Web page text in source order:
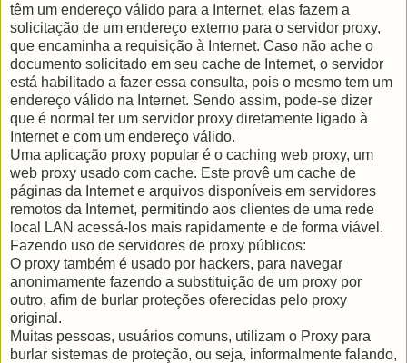
têm um endereço válido para a Internet, elas fazem a
solicitação de um endereço externo para o servidor proxy,
que encaminha a requisição à Internet. Caso não ache o
documento solicitado em seu cache de Internet, o servidor
está habilitado a fazer essa consulta, pois o mesmo tem um
endereço válido na Internet. Sendo assim, pode-se dizer
que é normal ter um servidor proxy diretamente ligado à
Internet e com um endereço válido.
Uma aplicação proxy popular é o caching web proxy, um
web proxy usado com cache. Este provê um cache de
páginas da Internet e arquivos disponíveis em servidores
remotos da Internet, permitindo aos clientes de uma rede
local LAN acessá-los mais rapidamente e de forma viável.
Fazendo uso de servidores de proxy públicos:
O proxy também é usado por hackers, para navegar
anonimamente fazendo a substituição de um proxy por
outro, afim de burlar proteções oferecidas pelo proxy
original.
Muitas pessoas, usuários comuns, utilizam o Proxy para
burlar sistemas de proteção, ou seja, informalmente falando,